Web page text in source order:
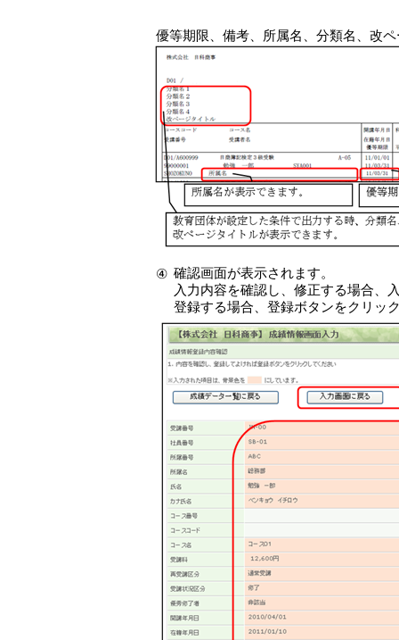
優等期限、備考、所属名、分類名、改
④ 確認画面が表示されます。
入力内容を確認し、修正する場合、
登録する場合、登録ボタンをクリッ